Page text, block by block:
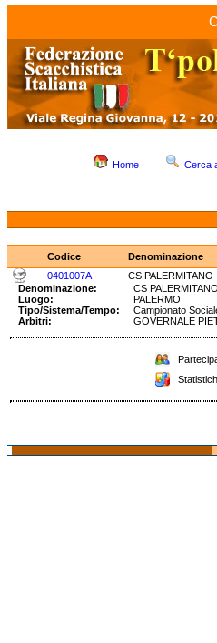
Home Cerca
Codice Denominazione
0401007A
CS PALERMITANO
Denominazione:
CS
Luogo:
PALERMO
Tipo/Sistema/Tempo:
Campionato
Arbitri:
GOVERNALE